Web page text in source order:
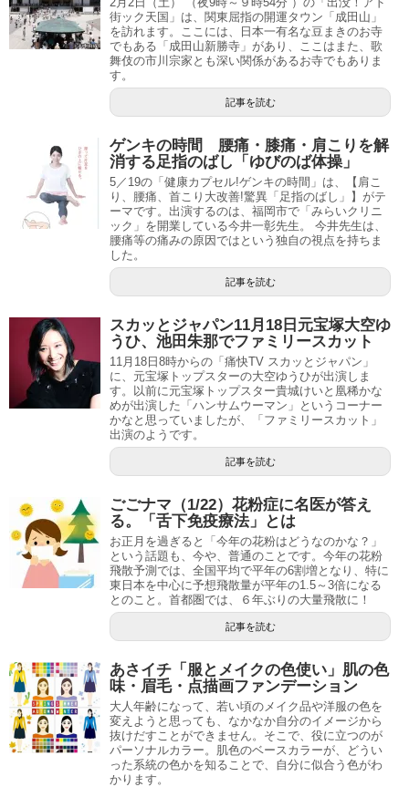
街ック天国」は、関東屈指の開運タウン「成田山」
を訪れます。ここには、日本一有名な豆まきのお寺
でもある「成田山新勝寺」があり、ここはまた、歌
舞伎の市川宗家とも深い関係があるお寺でもありま
す。
記事を読む
ゲンキの時間 腰痛・膝痛・肩こりを解
消する足指のばし「ゆびのば体操」
5／19の「健康カプセル!ゲンキの時間」は、【肩こ
り、腰痛、首こり大改善!驚異「足指のばし」】がテ
ーマです。出演するのは、福岡市で「みらいクリニ
ック」を開業している今井一彰先生。 今井先生は、
腰痛等の痛みの原因ではという独自の視点を持ちま
した。
記事を読む
スカッとジャパン11月18日元宝塚大空ゆ
うひ、池田朱那でファミリースカット
11月18日8時からの「痛快TV スカッとジャパン」
に、元宝塚トップスターの大空ゆうひが出演しま
す。以前に元宝塚トップスター貴城けいと凰稀かな
めが出演した「ハンサムウーマン」というコーナー
かなと思っていましたが、「ファミリースカット」
出演のようです。
記事を読む
ごごナマ（1/22）花粉症に名医が答え
る。「舌下免疫療法」とは
お正月を過ぎると「今年の花粉はどうなのかな？」
という話題も、今や、普通のことです。今年の花粉
飛散予測では、全国平均で平年の6割増となり、特に
東日本を中心に予想飛散量が平年の1.5～3倍になる
とのこと。首都圏では、６年ぶりの大量飛散に！
記事を読む
あさイチ「服とメイクの色使い」肌の色
味・眉毛・点描画ファンデーション
大人年齢になって、若い頃のメイク品や洋服の色を
変えようと思っても、なかなか自分のイメージから
抜けだすことができません。そこで、役に立つのが
パーソナルカラー。肌色のベースカラーが、どうい
った系統の色かを知ることで、自分に似合う色がわ
かります。